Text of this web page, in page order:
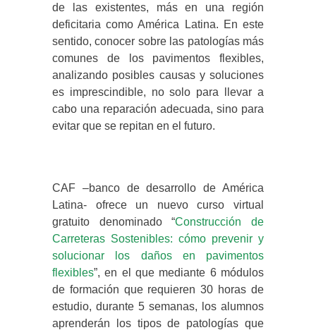
de las existentes, más en una región
deficitaria como América Latina. En este
sentido, conocer sobre las patologías más
comunes de los pavimentos flexibles,
analizando posibles causas y soluciones
es imprescindible, no solo para llevar a
cabo una reparación adecuada, sino para
evitar que se repitan en el futuro.
CAF –banco de desarrollo de América
Latina- ofrece un nuevo curso virtual
gratuito denominado “Construcción de
Carreteras Sostenibles: cómo prevenir y
solucionar los daños en pavimentos
flexibles”, en el que mediante 6 módulos
de formación que requieren 30 horas de
estudio, durante 5 semanas, los alumnos
aprenderán los tipos de patologías que